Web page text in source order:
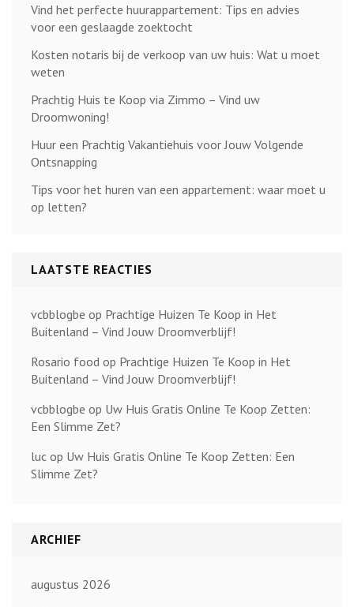
Vind het perfecte huurappartement: Tips en advies
voor een geslaagde zoektocht
Kosten notaris bij de verkoop van uw huis: Wat u moet
weten
Prachtig Huis te Koop via Zimmo – Vind uw
Droomwoning!
Huur een Prachtig Vakantiehuis voor Jouw Volgende
Ontsnapping
Tips voor het huren van een appartement: waar moet u
op letten?
LAATSTE REACTIES
vcbblogbe op Prachtige Huizen Te Koop in Het
Buitenland – Vind Jouw Droomverblijf!
Rosario food op Prachtige Huizen Te Koop in Het
Buitenland – Vind Jouw Droomverblijf!
vcbblogbe op Uw Huis Gratis Online Te Koop Zetten:
Een Slimme Zet?
luc op Uw Huis Gratis Online Te Koop Zetten: Een
Slimme Zet?
ARCHIEF
augustus 2026